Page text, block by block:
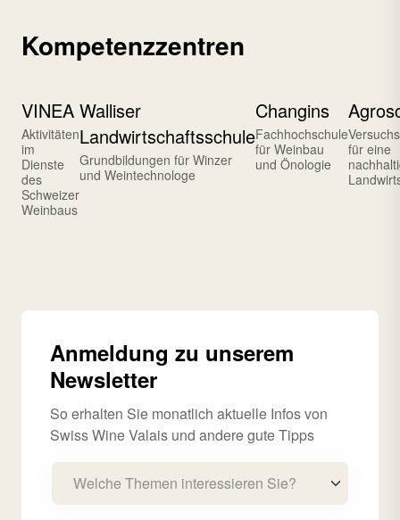
Kompetenzzentren
VINEA
Aktivitäten
im
Dienste
des
Schweizer
Weinbaus
Walliser
Landwirtschaftsschule
Grundbildungen für Winzer
und Weintechnologe
Changins
Fachhochschule
für Weinbau
und Önologie
für eine
Anmeldung zu unserem
Newsletter
So erhalten Sie monatlich aktuelle Infos von
Swiss Wine Valais und andere gute Tipps
Welche Themen interessieren Sie?